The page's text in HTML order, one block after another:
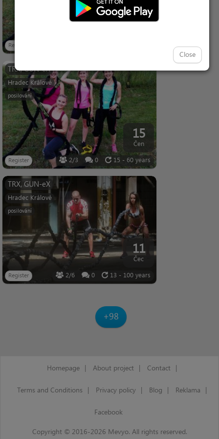
Close
13
Register
TRX, GUN-eX
Hradec Králové
posilování
15
Čen
Register 2/3 0 15 - 60 years
TRX, GUN-eX
Hradec Králové
posilování
11
Čec
Register 2/6 0 13 - 100 years
+98
Homepage | About project | Contact |
Terms and Conditions | Privacy policy | Blog | Reklama |
Facebook
Copyright © 2016-2026 Mevyo. All rights reserved.